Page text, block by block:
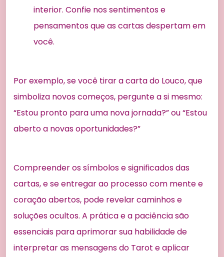
interior. Confie nos sentimentos e
pensamentos que as cartas despertam em
você.
Por exemplo, se você tirar a carta do Louco, que
simboliza novos começos, pergunte a si mesmo:
“Estou pronto para uma nova jornada?” ou “Estou
aberto a novas oportunidades?”
Compreender os símbolos e significados das
cartas, e se entregar ao processo com mente e
coração abertos, pode revelar caminhos e
soluções ocultos. A prática e a paciência são
essenciais para aprimorar sua habilidade de
interpretar as mensagens do Tarot e aplicar